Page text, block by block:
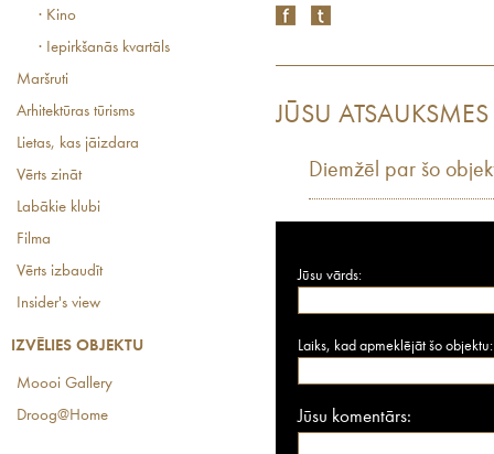
· Kino
· Iepirkšanās kvartāls
Maršruti
Arhitektūras tūrisms
Lietas, kas jāizdara
Vērts zināt
Labākie klubi
Filma
Vērts izbaudīt
Insider's view
IZVĒLIES OBJEKTU
Moooi Gallery
Droog@Home
JŪSU ATSAUKSMES
Diemžēl par šo
Jūsu vārds:
Laiks, kad apmeklējāt šo objektu:
Jūsu komentārs: